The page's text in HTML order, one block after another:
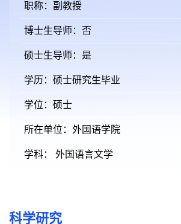
职称：副教授
博士生导师：否
硕士生导师：是
学历：硕士研究生毕业
学位：硕士
所在单位：外国语学院
学科： 外国语言文学
科学研究